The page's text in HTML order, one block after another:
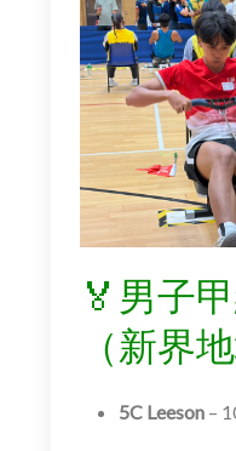
🏅男子
（新界
5C Leeson –